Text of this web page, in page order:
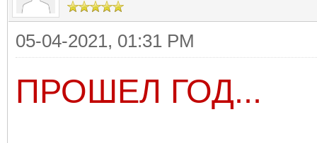
05-04-2021, 01:31 PM
ПРОШЕЛ ГОД...